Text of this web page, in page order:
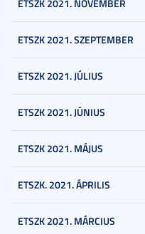
ETSZK 2021. NOVEMBER
ETSZK 2021. SZEPTEMBER
ETSZK 2021. JÚLIUS
ETSZK 2021. JÚNIUS
ETSZK 2021. MÁJUS
ETSZK. 2021. ÁPRILIS
ETSZK 2021. MÁRCIUS